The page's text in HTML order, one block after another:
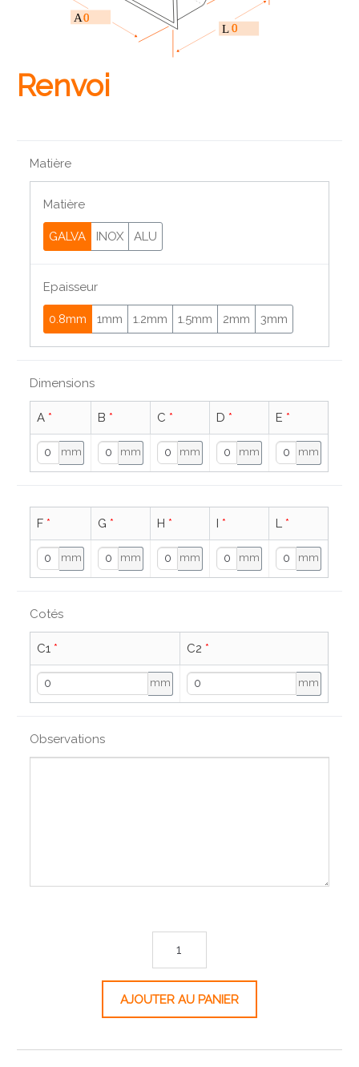
L0
A0
Renvoi
Matière
Matière
GALVA INOX ALU
Epaisseur
0.8mm 1mm 1.2mm 1.5mm 2mm 3mm
Dimensions
A * B * C * D * E *
mm mm mm mm mm
F * G * H * I * L *
mm mm mm mm mm
Cotés
C1 * C2 *
mm mm
Observations
AJOUTER AU PANIER